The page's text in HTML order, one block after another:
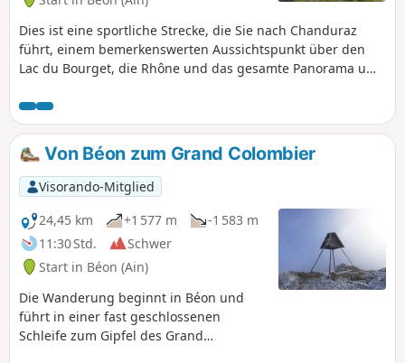
Dies ist eine sportliche Strecke, die Sie nach Chanduraz
führt, einem bemerkenswerten Aussichtspunkt über den
Lac du Bourget, die Rhône und das gesamte Panorama um
dafür mehr als 1000 Höhenmeter überwinden, die beim
Aufstieg ebenso schwierig sind wie beim Abstieg.
Von Béon zum Grand Colombier
Visorando-Mitglied
24,45 km
+1 577 m
-1 583 m
11:30 Std.
Schwer
Start in Béon (Ain)
Die Wanderung beginnt in Béon und
führt in einer fast geschlossenen
Schleife zum Gipfel des Grand